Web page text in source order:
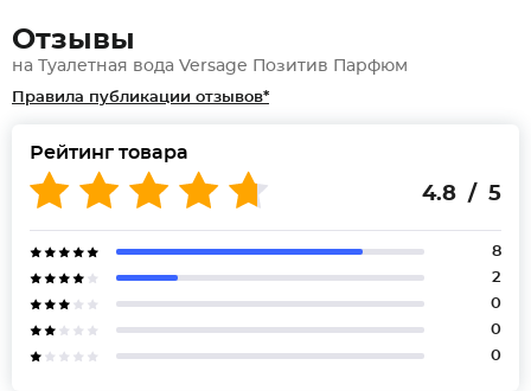
Отзывы
на Туалетная вода Versage Позитив Парфюм
Правила публикации отзывов*
Рейтинг товара
4.8 / 5
8
2
0
0
0